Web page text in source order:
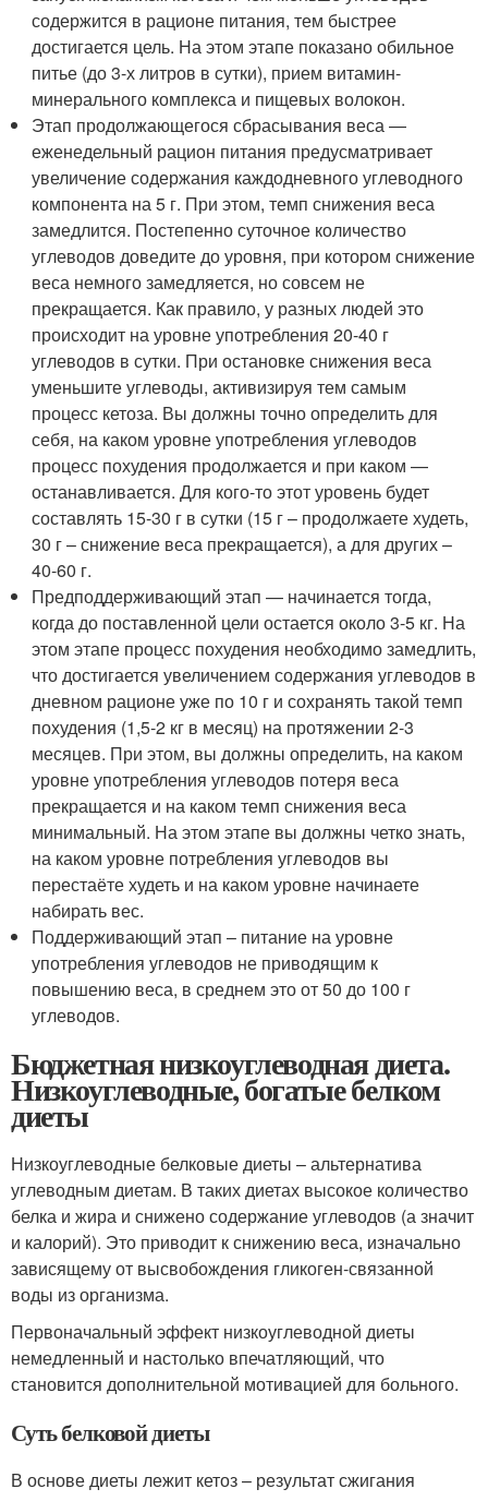
содержится в рационе питания, тем быстрее
достигается цель. На этом этапе показано обильное
питье (до 3-х литров в сутки), прием витамин-
минерального комплекса и пищевых волокон.
Этап продолжающегося сбрасывания веса —
еженедельный рацион питания предусматривает
увеличение содержания каждодневного углеводного
компонента на 5 г. При этом, темп снижения веса
замедлится. Постепенно суточное количество
углеводов доведите до уровня, при котором снижение
веса немного замедляется, но совсем не
прекращается. Как правило, у разных людей это
происходит на уровне употребления 20-40 г
углеводов в сутки. При остановке снижения веса
уменьшите углеводы, активизируя тем самым
процесс кетоза. Вы должны точно определить для
себя, на каком уровне употребления углеводов
процесс похудения продолжается и при каком —
останавливается. Для кого-то этот уровень будет
составлять 15-30 г в сутки (15 г – продолжаете худеть,
30 г – снижение веса прекращается), а для других –
40-60 г.
Предподдерживающий этап — начинается тогда,
когда до поставленной цели остается около 3-5 кг. На
этом этапе процесс похудения необходимо замедлить,
что достигается увеличением содержания углеводов в
дневном рационе уже по 10 г и сохранять такой темп
похудения (1,5-2 кг в месяц) на протяжении 2-3
месяцев. При этом, вы должны определить, на каком
уровне употребления углеводов потеря веса
прекращается и на каком темп снижения веса
минимальный. На этом этапе вы должны четко знать,
на каком уровне потребления углеводов вы
перестаёте худеть и на каком уровне начинаете
набирать вес.
Поддерживающий этап – питание на уровне
употребления углеводов не приводящим к
повышению веса, в среднем это от 50 до 100 г
углеводов.
Бюджетная низкоуглеводная диета.
Низкоуглеводные, богатые белком
диеты
Низкоуглеводные белковые диеты – альтернатива
углеводным диетам. В таких диетах высокое количество
белка и жира и снижено содержание углеводов (а значит
и калорий). Это приводит к снижению веса, изначально
зависящему от высвобождения гликоген-связанной
воды из организма.
Первоначальный эффект низкоуглеводной диеты
немедленный и настолько впечатляющий, что
становится дополнительной мотивацией для больного.
Суть белковой диеты
В основе диеты лежит кетоз – результат сжигания